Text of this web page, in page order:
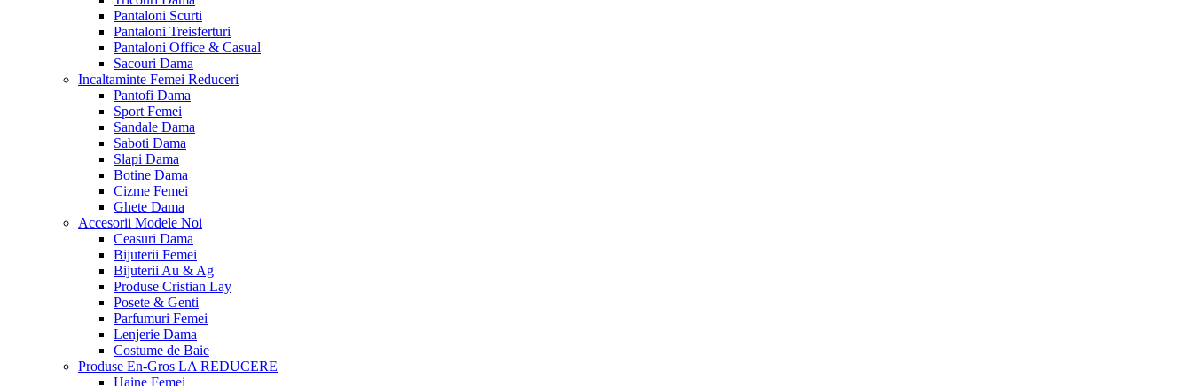
Pantaloni Scurti
Pantaloni Treisferturi
Pantaloni Office & Casual
Sacouri Dama
Incaltaminte Femei Reduceri
Pantofi Dama
Sport Femei
Sandale Dama
Saboti Dama
Slapi Dama
Botine Dama
Cizme Femei
Ghete Dama
Accesorii Modele Noi
Ceasuri Dama
Bijuterii Femei
Bijuterii Au & Ag
Produse Cristian Lay
Posete & Genti
Parfumuri Femei
Lenjerie Dama
Costume de Baie
Produse En-Gros LA REDUCERE
Haine Femei